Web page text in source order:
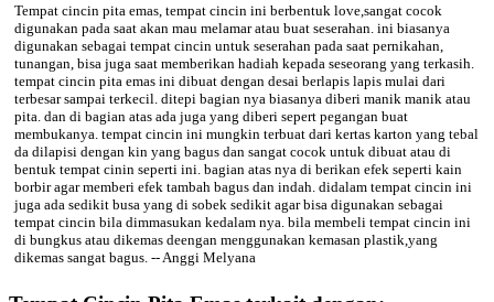
Tempat cincin pita emas, tempat cincin ini berbentuk love,sangat cocok
digunakan pada saat akan mau melamar atau buat seserahan. ini biasanya
digunakan sebagai tempat cincin untuk seserahan pada saat pernikahan,
tunangan, bisa juga saat memberikan hadiah kepada seseorang yang terkasih.
tempat cincin pita emas ini dibuat dengan desai berlapis lapis mulai dari
terbesar sampai terkecil. ditepi bagian nya biasanya diberi manik manik atau
pita. dan di bagian atas ada juga yang diberi sepert pegangan buat
membukanya. tempat cincin ini mungkin terbuat dari kertas karton yang tebal
da dilapisi dengan kin yang bagus dan sangat cocok untuk dibuat atau di
bentuk tempat cinin seperti ini. bagian atas nya di berikan efek seperti kain
borbir agar memberi efek tambah bagus dan indah. didalam tempat cincin ini
juga ada sedikit busa yang di sobek sedikit agar bisa digunakan sebagai
tempat cincin bila dimmasukan kedalam nya. bila membeli tempat cincin ini
di bungkus atau dikemas deengan menggunakan kemasan plastik,yang
dikemas sangat bagus. -- Anggi Melyana